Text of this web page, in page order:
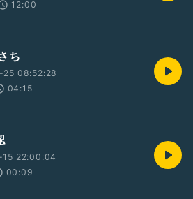
12:00
ち
08:52:28
04:15
22:00:04
00:09